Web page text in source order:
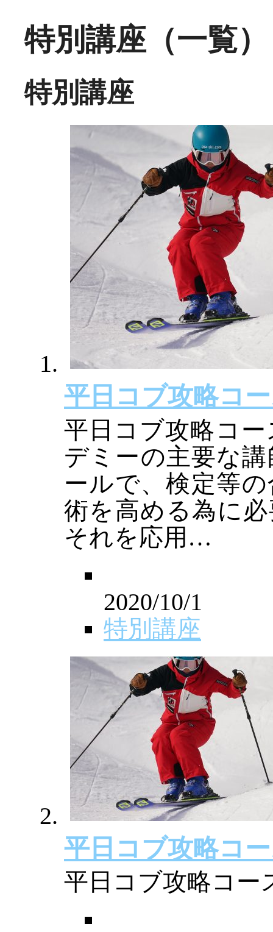
特別講座（一覧）
特別講座
平日コブ攻略コ
平日コブ攻略コ
デミーの主要な
ールで、検定等
術を高める為に
それを応用…
2020/10/1
特別講座
平日コブ攻略コー
平日コブ攻略コー